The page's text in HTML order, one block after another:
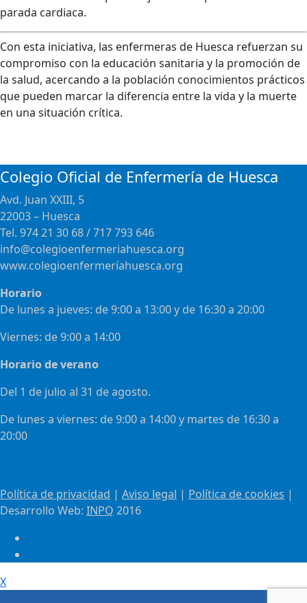
parada cardiaca.
Con esta iniciativa, las enfermeras de Huesca refuerzan su
compromiso con la educación sanitaria y la promoción de
la salud, acercando a la población conocimientos prácticos
que pueden marcar la diferencia entre la vida y la muerte
en una situación crítica.
Colegio Oficial de Enfermería de Huesca
Avd. Juan XXIII, 5
22003 – Huesca
Tel. 974 21 30 68 / 717 793 646
info@colegioenfermeriahuesca.org
www.colegioenfermeríahuesca.org
Horario
De lunes a jueves: de 9:00 a 13:00 y de 16:30 a 20:00
Viernes: de 9:00 a 14:00
Horario de verano
Del 1 de julio al 31 de agosto.
De lunes a viernes: de 9:00 a 14:00 y martes de 16:30 a
20:00
Política de privacidad | Aviso legal | Política de cookies |
Desarrollo Web: INPQ 2016
X